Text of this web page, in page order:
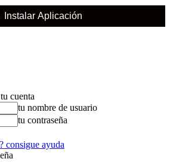
Instalar Aplicación
cuenta
tu nombre de usuario
tu contraseña
consigue ayuda